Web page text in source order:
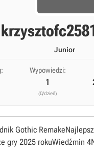
Junior
Wypowiedzi:
1
(0/dzień)
Gothic Remake
gry 2025 rokuWiedźmin 4